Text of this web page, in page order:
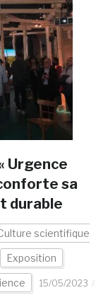
Urgence
sa
durable
scientifique
Exposition
15/05/2023